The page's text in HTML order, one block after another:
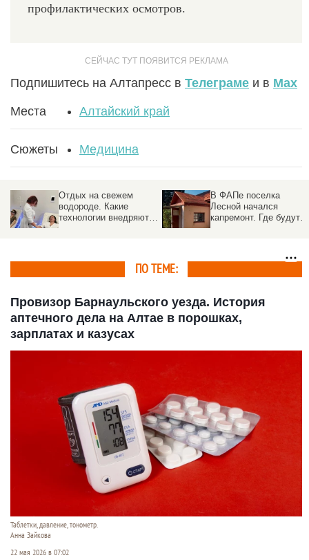
профилактических осмотров.
Подпишитесь на Алтапресс в Телеграме и в Max
Места Алтайский край
Сюжеты Медицина
Отдых на свежем
водороде. Какие
технологии внедряют в
В ФАПе поселка
Лесной начался
капремонт. Где будут
ПО ТЕМЕ:
Провизор Барнаульского уезда. История
аптечного дела на Алтае в порошках,
зарплатах и казусах
Таблетки, давление, тонометр.
Анна Зайкова
22 мая 2026 в 07:02